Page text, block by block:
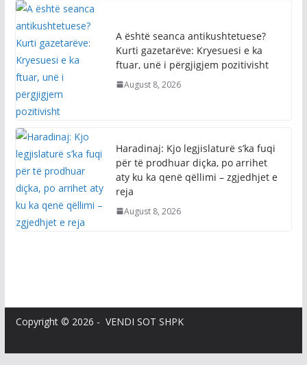
A është seanca antikushtetuese?
Kurti gazetarëve: Kryesuesi e ka
ftuar, unë i përgjigjem pozitivisht
August 8, 2026
Haradinaj: Kjo legjislaturë s’ka fuqi
për të prodhuar diçka, po arrihet
aty ku ka qenë qëllimi – zgjedhjet e
reja
August 8, 2026
Copyright © 2026 - VENDI SOT SHPK